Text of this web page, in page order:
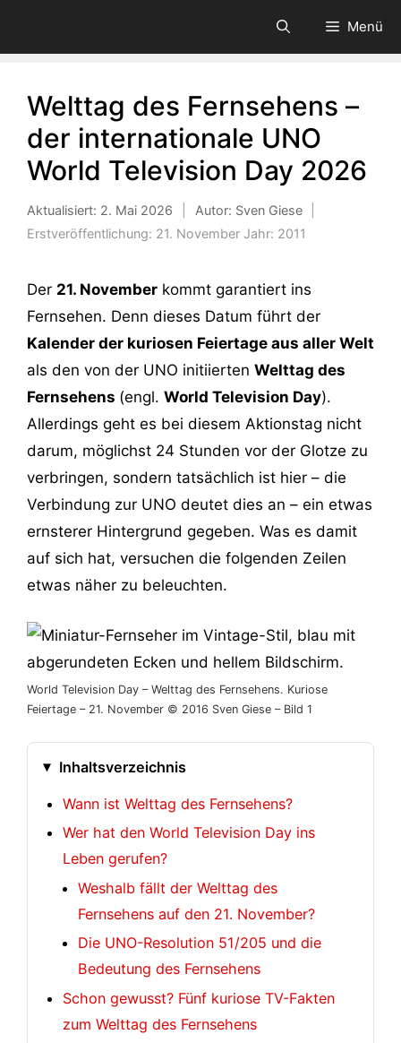
Menü
Welttag des Fernsehens –
der internationale UNO
World Television Day 2026
Aktualisiert: 2. Mai 2026 Autor: Sven Giese
Erstveröffentlichung: 21. November Jahr: 2011
Der 21. November kommt garantiert ins
Fernsehen. Denn dieses Datum führt der
Kalender der kuriosen Feiertage aus aller Welt
als den von der UNO initiierten Welttag des
Fernsehens (engl. World Television Day).
Allerdings geht es bei diesem Aktionstag nicht
darum, möglichst 24 Stunden vor der Glotze zu
verbringen, sondern tatsächlich ist hier – die
Verbindung zur UNO deutet dies an – ein etwas
ernsterer Hintergrund gegeben. Was es damit
auf sich hat, versuchen die folgenden Zeilen
etwas näher zu beleuchten.
World Television Day – Welttag des Fernsehens. Kuriose
Feiertage – 21. November © 2016 Sven Giese – Bild 1
Inhaltsverzeichnis
Wann ist Welttag des Fernsehens?
Wer hat den World Television Day ins
Leben gerufen?
Weshalb fällt der Welttag des
Fernsehens auf den 21. November?
Die UNO-Resolution 51/205 und die
Bedeutung des Fernsehens
Schon gewusst? Fünf kuriose TV-Fakten
zum Welttag des Fernsehens